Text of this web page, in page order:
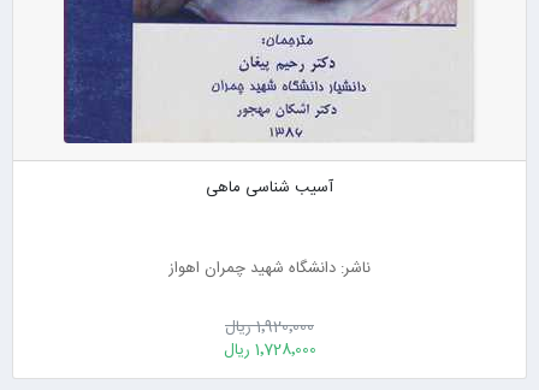
آسیب شناسی ماهی
ناشر: دانشگاه شهید چمران اهواز
1٬920٬000 ریال
1٬728٬000 ریال